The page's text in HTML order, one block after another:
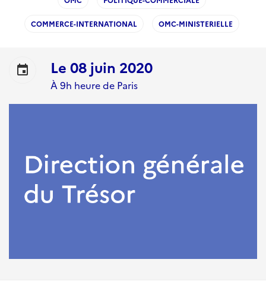
COMMERCE-INTERNATIONAL OMC-MINISTERIELLE
event Le 08 juin 2020
À 9h heure de Paris